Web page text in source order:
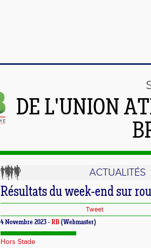
DE L'UNION
ACTUALITÉS
Résultats du week-end sur
Tweet
4 Novembre 2023 - RB (Webmaster)
Hors Stade